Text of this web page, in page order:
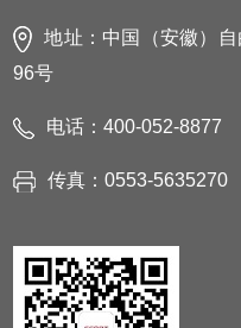
EC2-
地址：中国（安徽）
96号
电话：400-052-8877
传真：0553-5635270